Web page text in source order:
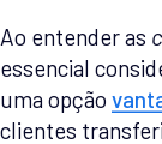
Ao entender as
essencial
uma opção
clientes